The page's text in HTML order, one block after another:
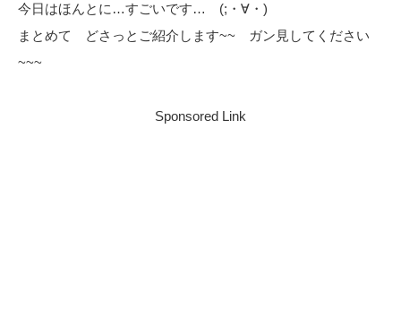
今日はほんとに…すごいです… (;・∀・)
まとめて どさっとご紹介します~~ ガン見してください
~~~
Sponsored Link